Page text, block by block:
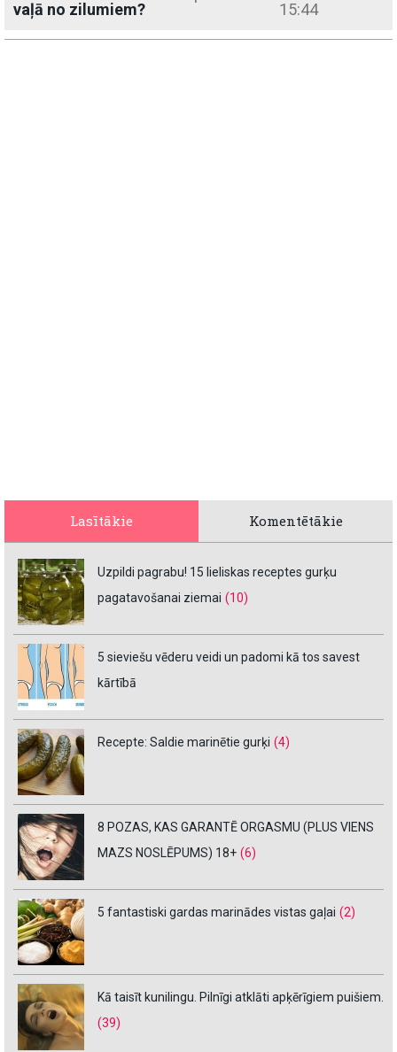
vaļā no zilumiem? 15:44
Lasītākie Komentētākie
Uzpildi pagrabu! 15 lieliskas receptes gurķu
pagatavošanai ziemai (10)
5 sieviešu vēderu veidi un padomi kā tos savest
kārtībā
Recepte: Saldie marinētie gurķi (4)
8 POZAS, KAS GARANTĒ ORGASMU (PLUS VIENS
MAZS NOSLĒPUMS) 18+ (6)
5 fantastiski gardas marinādes vistas gaļai (2)
Kā taisīt kunilingu. Pilnīgi atklāti apķērīgiem puišiem.
(39)